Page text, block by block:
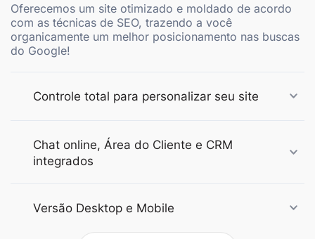
Oferecemos um site otimizado e moldado de acordo
com as técnicas de SEO, trazendo a você
organicamente um melhor posicionamento nas buscas
do Google!
Controle total para personalizar seu site
Chat online, Área do Cliente e CRM
integrados
Versão Desktop e Mobile